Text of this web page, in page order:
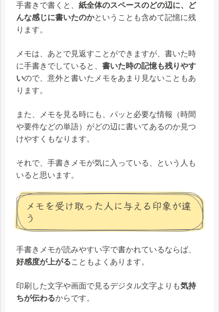
手書きで書くと、 紙全体のスペースのどの辺に、ど
んな感じに書いたのかということも含めて記憶に残
ります。
メモは、あとで見返すことができますが、書いた時
に手書きでしていると、 書いた時の記憶も残りやす
いので、意外と書いたメモをあまり見ないこともあ
ります。
また、メモを見る時にも、パッと必要な情報（時間
や要件などの単語）がどの辺に書いてあるのか見つ
けやすくもなります。
それで、手書きメモが気に入っている、という人も
いると思います。
メモを受け取った人に与える印象が違
う
手書きメモが読みやすい字で書かれているならば、
好感度が上がることもよくあります。
印刷した文字や画面で見るデジタル文字よりも気持
ちが伝わるからです。